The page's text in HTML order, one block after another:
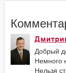
Добрый
Немного
Нельзя